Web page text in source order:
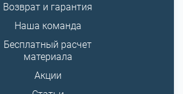
Возврат и гарантия
Наша команда
Бесплатный расчет
материала
Акции